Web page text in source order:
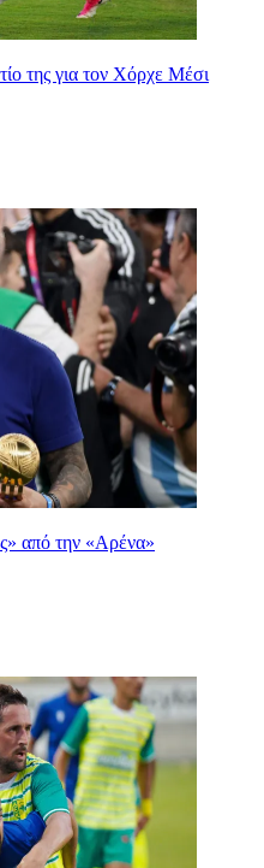
της για τον Χόρχε Μέσι
από την «Αρένα»